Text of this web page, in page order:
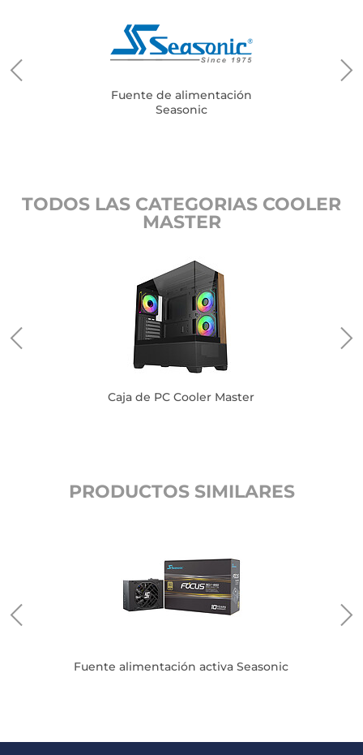
Fuente de alimentación
Seasonic
TODOS LAS CATEGORIAS COOLER
MASTER
Caja de PC Cooler Master
PRODUCTOS SIMILARES
Fuente alimentación activa Seasonic